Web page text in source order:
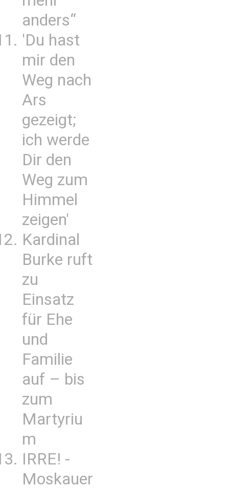
anders“
'Du hast
mir den
Weg nach
Ars
gezeigt;
ich werde
Dir den
Weg zum
Himmel
zeigen'
Kardinal
Burke ruft
zu
Einsatz
für Ehe
und
Familie
auf – bis
zum
Martyriu
m
IRRE! -
Moskauer